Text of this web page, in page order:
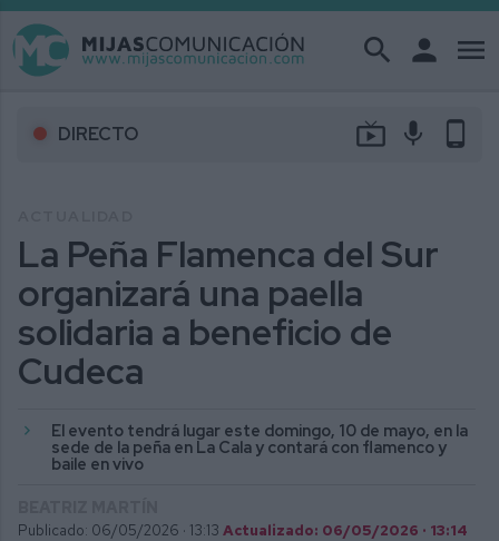
search person menu
DIRECTO live_tv mic phone_android
La Peña Flamenca del Sur
organizará una paella
solidaria a beneficio de
Cudeca
El evento tendrá lugar este domingo, 10 de mayo, en la
sede de la peña en La Cala y contará con flamenco y
baile en vivo
Publicado: 06/05/2026 · 13:13 Actualizado: 06/05/2026 · 13:14